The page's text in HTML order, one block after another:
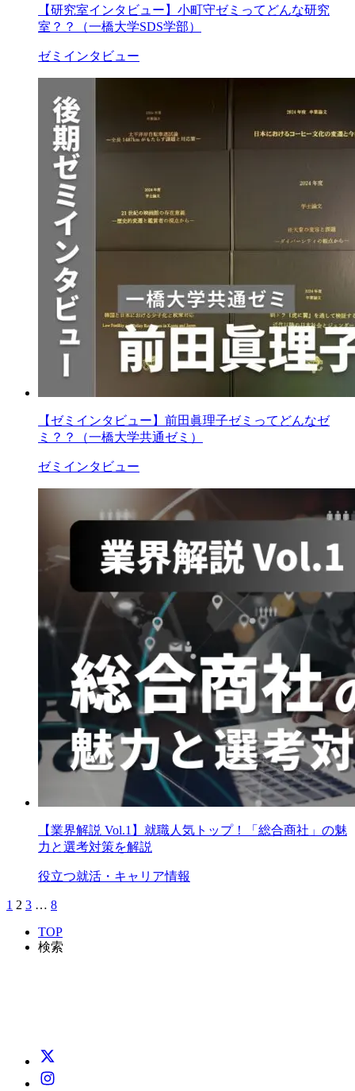
【研究室インタビュー】小町守ゼミってどんな研究
室？？（一橋大学SDS学部）
ゼミインタビュー
【ゼミインタビュー】前田眞理子ゼミってどんなゼ
ミ？？（一橋大学共通ゼミ）
ゼミインタビュー
【業界解説 Vol.1】就職人気トップ！「総合商社」の魅
力と選考対策を解説
役立つ就活・キャリア情報
1 2 3 … 8
TOP
検索